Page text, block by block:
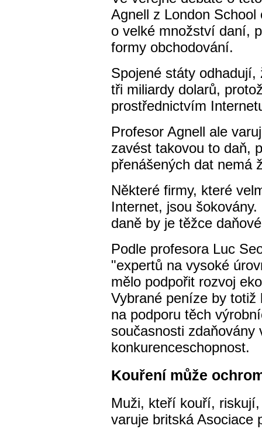
Agnell z London
o velké množství daní,
formy obchodování.
Spojené státy
tři miliardy dolarů,
prostřednictvím
Profesor Agnell ale
zavést takovou to daň,
přenášených dat nemá
Některé firmy, které
Internet, jsou
daně by je těžce
Podle profesora Luc
"expertů na vysoké
mělo podpořit rozvoj
Vybrané peníze by totiž
na podporu těch
současnosti zdaňovány
konkurenceschopnost.
Kouření může
Muži, kteří kouří,
varuje britská Asociace